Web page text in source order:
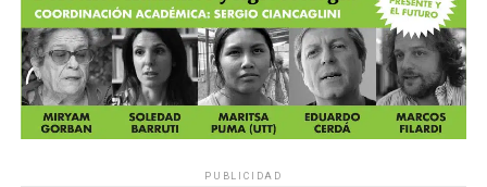
PUBLICIDAD